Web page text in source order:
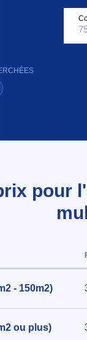
pour
- 150m2)
ou plus)